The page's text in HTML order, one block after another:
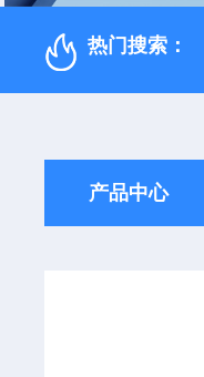
热门搜索：
产品中心